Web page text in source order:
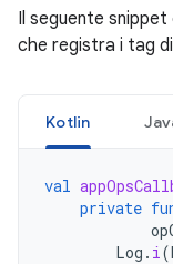
Il seguente
che registra i tag
Kotlin
val
private
Log . i(